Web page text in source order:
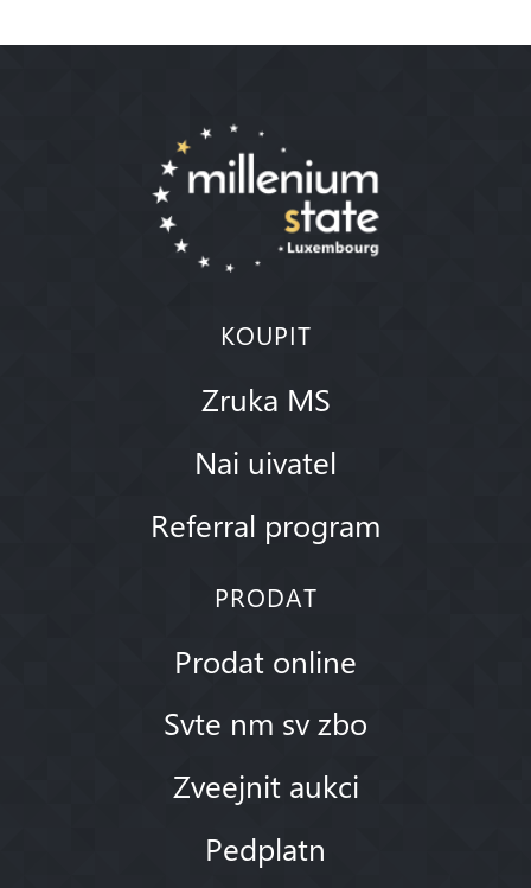
KOUPIT
Zruka MS
Nai uivatel
Referral program
PRODAT
Prodat online
Svte nm sv zbo
Zveejnit aukci
Pedplatn